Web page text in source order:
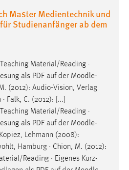
Master Medientechnik und
Studienanfänger ab dem
Material/Reading ·
als PDF auf der Moodle-
(2012): Audio-Vision, Verlag
Falk, C. (2012): [...]
Material/Reading ·
als PDF auf der Moodle-
Lehmann (2008):
Hamburg · Chion, M. (2012):
Reading · Eigenes Kurz-